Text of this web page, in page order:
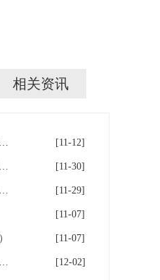
相关资讯
上海在沪工作稳定的人才人才引进落户指南（上海人才引进落户怎么办理） [11-12]
上海市2026年户口人才引进政策（上海市2026年户口人才引进政策文件） [11-30]
2026年上海居住证积分审核通过要点介绍（上海居住证积分审核流程） [11-29]
[11-07]
[11-07]
申办上海居住证积分无法受理成功的原因（上海居住证积分申请受理通过,等待审批） [12-02]